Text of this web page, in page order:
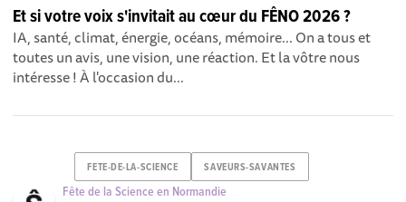
Et si votre voix s'invitait au cœur du FÊNO 2026 ?
IA, santé, climat, énergie, océans, mémoire... On a tous et
toutes un avis, une vision, une réaction. Et la vôtre nous
intéresse ! À l'occasion du...
FETE-DE-LA-SCIENCE SAVEURS-SAVANTES
Fête de la Science en Normandie